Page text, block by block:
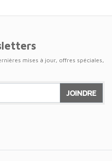
mises à jour, offres spéciales,
JOINDRE